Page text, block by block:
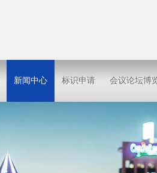
新闻中心 标识申请 会议论坛博